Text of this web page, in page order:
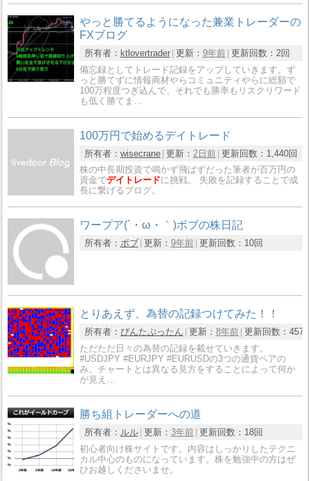
やっと勝てるようになった兼業トレーダーの
FXブログ
所有者： ktlovertrader 更新： 9年前 更新回数： 2回
備忘録としてトレード記録をアップしていきます。ず
っと勝てずに情報商材やらコミュニティやらに総額で
100万程度つぎ込んで、それでも勝率もリスクリワード
も低く勝てま…
100万円で始めるデイトレード
所有者： wisecrane 更新： 2日前 更新回数： 1,440回
株の中長期投資で鳴かず飛ばずだった筆者が百万円の
資金でデイトレードに挑戦。 失敗を記録することで成
長に繋げるブログ。
ワープア(´・ω・｀)ボブの株日記
所有者： ボブ 更新： 9年前 更新回数： 10回
とりあえず、為替の記録つけてみた！！
所有者： ぴんたぷったん 更新： 8年前 更新回数： 457
ただただ日々の為替の記録を載せていきます。
#USDJPY #EURJPY #EURUSDの3つの通貨ペアの
み。チャートとは異なる見方をすることによって何か
が見え…
勝ち組トレーダーへの道
所有者： ルル 更新： 3年前 更新回数： 18回
初心者向け株サイトです。内容はしっかりしたテクニ
カル中心のものになっています。株を勉強中の方はぜ
ひお越しくださいませ。